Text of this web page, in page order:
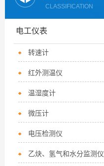
CLASSIFICATION
电工仪表
转速计
红外测温仪
温湿度计
微压计
电压检测仪
乙炔、氢气和水分监测仪